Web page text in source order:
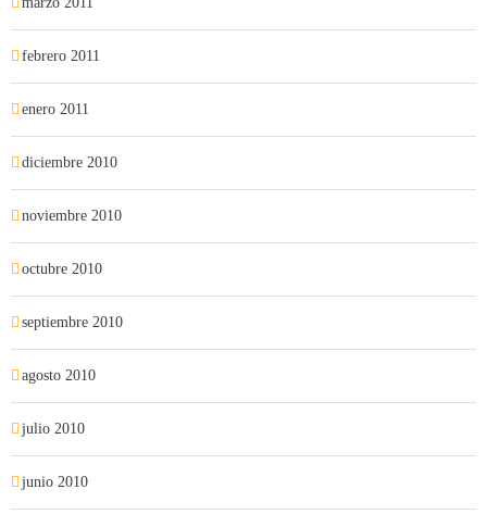
febrero 2011
enero 2011
diciembre 2010
noviembre 2010
octubre 2010
septiembre 2010
agosto 2010
julio 2010
junio 2010